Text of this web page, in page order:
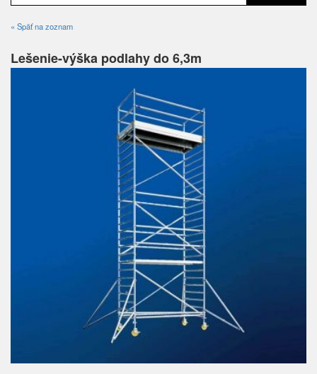
« Späť na zoznam
Lešenie-výška podlahy do 6,3m